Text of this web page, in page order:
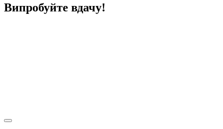
Випробуйте вдачу!